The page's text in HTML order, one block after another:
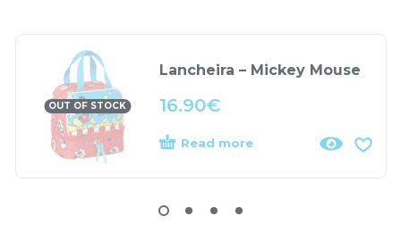
OUT OF STOCK
Lancheira – Mickey Mouse
16.90€
Read more